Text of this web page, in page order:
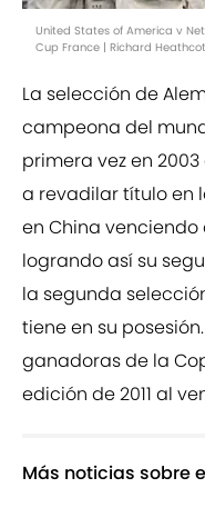
United States of America v
Cup France | Richard
La selección de
campeona del
primera vez en
a revadilar título en
en China venciendo
logrando así su
la segunda
tiene en su
ganadoras de la
edición de 2011 al
Más noticias sobre